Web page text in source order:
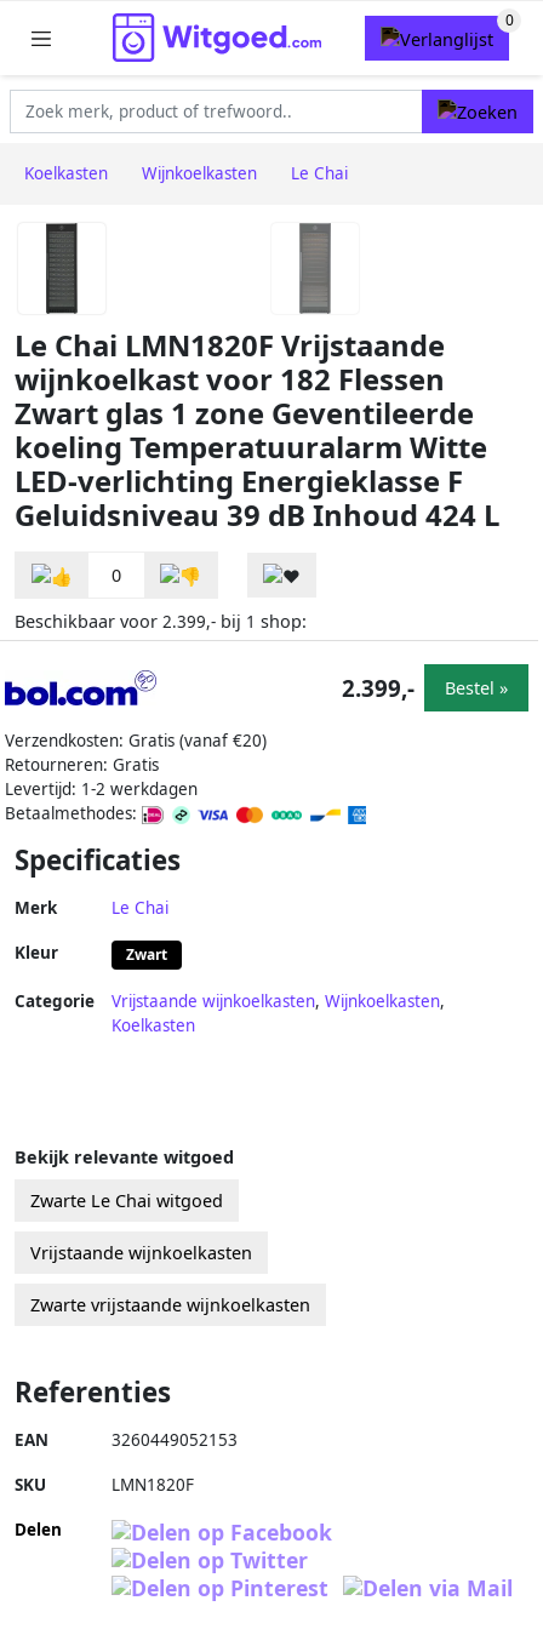
Koelkasten Wijnkoelkasten Le Chai
Le Chai LMN1820F Vrijstaande
wijnkoelkast voor 182 Flessen
Zwart glas 1 zone Geventileerde
koeling Temperatuuralarm Witte
LED-verlichting Energieklasse F
Geluidsniveau 39 dB Inhoud 424 L
0
Beschikbaar voor 2.399,- bij 1 shop:
Verzendkosten: Gratis (vanaf €20)
Retourneren: Gratis
Levertijd: 1-2 werkdagen
Betaalmethodes:
2.399,- Bestel »
Specificaties
Merk Le Chai
Kleur Zwart
Categorie Vrijstaande wijnkoelkasten, Wijnkoelkasten,
Koelkasten
Bekijk relevante witgoed
Zwarte Le Chai witgoed
Vrijstaande wijnkoelkasten
Zwarte vrijstaande wijnkoelkasten
Referenties
EAN 3260449052153
SKU LMN1820F
Delen